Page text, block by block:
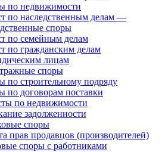
по недвижимости
по наследственным делам —
споры
по семейным делам
по гражданским делам
лицам
споры
по строительному подряду
по договорам поставки
по недвижимости
задолженности
споры
прав продавцов (производителей)
споры с работниками